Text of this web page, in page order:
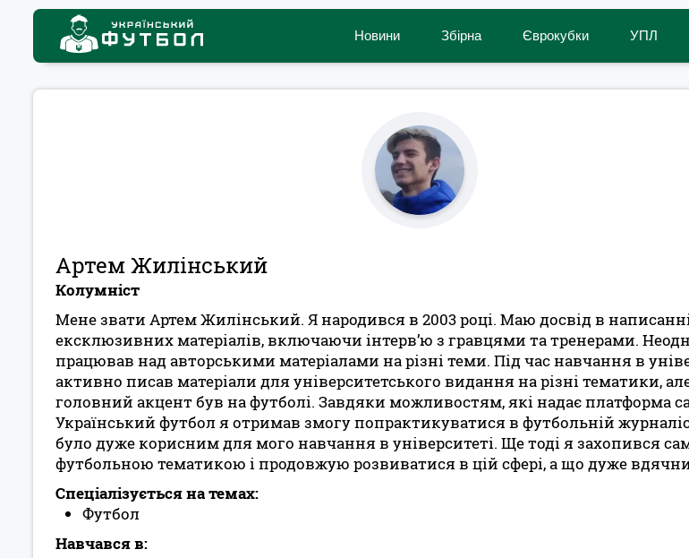
Новини Збірна Єврокубки УПЛ
Артем Жилінський
Колумніст
Мене звати Артем Жилінський. Я народився в 2003 році. Маю досвід в
ексклюзивних матеріалів, включаючи інтерв’ю з гравцями та тренерами.
працював над авторськими матеріалами на різні теми. Під час навчання в
активно писав матеріали для університетського видання на різні тематики,
головний акцент був на футболі. Завдяки можливостям, які надає платформа
Український футбол я отримав змогу попрактикуватися в футбольній
було дуже корисним для мого навчання в університеті. Ще тоді я захопився
футбольною тематикою і продовжую розвиватися в цій сфері, а що дуже
Спеціалізується на темах:
Футбол
Навчався в: